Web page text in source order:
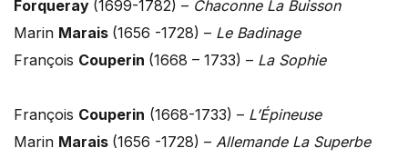
Forqueray (1699-1782) – Chaconne La Buisson
Marin Marais (1656 -1728) – Le Badinage
François Couperin (1668 – 1733) – La Sophie
François Couperin (1668-1733) – L’Épineuse
Marin Marais (1656 -1728) – Allemande La Superbe